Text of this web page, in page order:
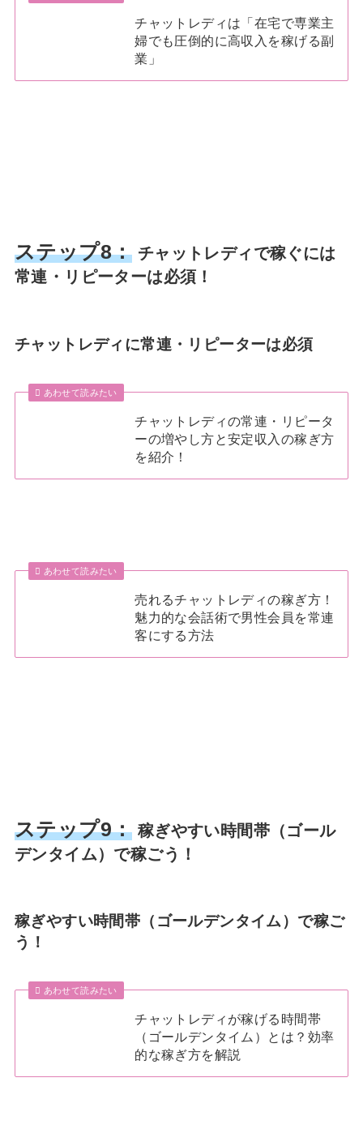
チャットレディは「在宅で専業主
婦でも圧倒的に高収入を稼げる副
業」
ステップ8： チャットレディで稼ぐには
常連・リピーターは必須！
チャットレディに常連・リピーターは必須
あわせて読みたい
チャットレディの常連・リピータ
ーの増やし方と安定収入の稼ぎ方
を紹介！
あわせて読みたい
売れるチャットレディの稼ぎ方！
魅力的な会話術で男性会員を常連
客にする方法
ステップ9： 稼ぎやすい時間帯（ゴール
デンタイム）で稼ごう！
稼ぎやすい時間帯（ゴールデンタイム）で稼ご
う！
あわせて読みたい
チャットレディが稼げる時間帯
（ゴールデンタイム）とは？効率
的な稼ぎ方を解説